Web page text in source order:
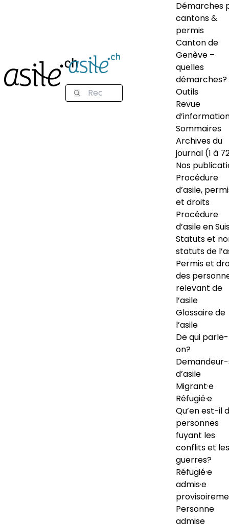
Démarches
cantons &
permis
Canton de
Genève –
quelles
démarches?
Outils
Revue
Sommaires
Archives du
journal (1 à
Nos
Procédure
d’asile,
et droits
Procédure
d’asile en
Statuts et
statuts de
Permis et
des
relevant de
l’asile
Glossaire de
l’asile
De qui
on?
d’asile
Migrant·e
Réfugié·e
Qu’en est-il
personnes
fuyant les
conflits et les
guerres?
Réfugié·e
admis·e
Personne
admise